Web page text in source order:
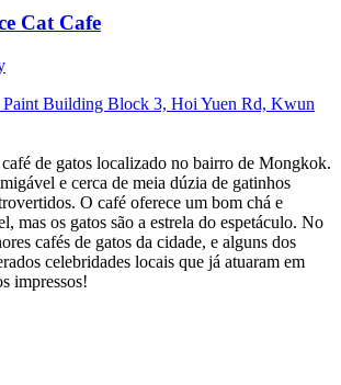
Cat Cafe
Building Block 3, Hoi Yuen Rd, Kwun
de gatos localizado no bairro de Mongkok.
e cerca de meia dúzia de gatinhos
O café oferece um bom chá e
mas os gatos são a estrela do espetáculo. No
cafés de gatos da cidade, e alguns dos
celebridades locais que já atuaram em
impressos!